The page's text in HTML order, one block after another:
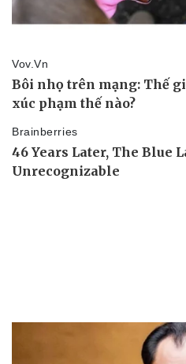
Thế giới thể thao
eSports
Hậu trường